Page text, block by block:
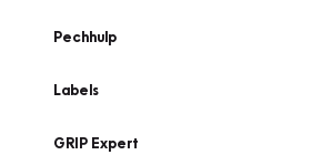
Pechhulp
Labels
GRIP Expert